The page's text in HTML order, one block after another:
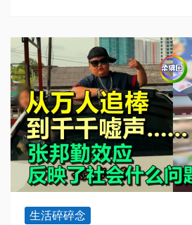
生活碎碎念